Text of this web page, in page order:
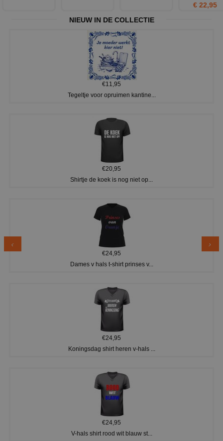
€ 22,95
NIEUW IN DE COLLECTIE
€11,95
Tegeltje voor opruimen kantine...
€20,95
Shirtje de koek is nog niet op...
€24,95
Dames v hals t-shirt prinses v...
€24,95
Koningsdag shirt heren v-hals ...
€24,95
V-hals shirt rood wit blauw st...